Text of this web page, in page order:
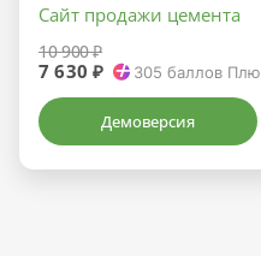
Сайт продажи цемента
10 900 ₽
7 630 ₽ 305 баллов
Демоверсия